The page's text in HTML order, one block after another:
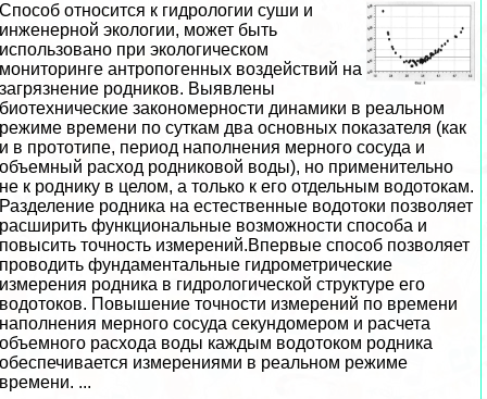
Способ относится к гидрологии суши и
инженерной экологии, может быть
использовано при экологическом
мониторинге антропогенных воздействий на
загрязнение родников. Выявлены
биотехнические закономерности динамики в реальном
режиме времени по суткам два основных показателя (как
и в прототипе, период наполнения мерного сосуда и
объемный расход родниковой воды), но применительно
не к роднику в целом, а только к его отдельным водотокам.
Разделение родника на естественные водотоки позволяет
расширить функциональные возможности способа и
повысить точность измерений.Впервые способ позволяет
проводить фундаментальные гидрометрические
измерения родника в гидрологической структуре его
водотоков. Повышение точности измерений по времени
наполнения мерного сосуда секундомером и расчета
объемного расхода воды каждым водотоком родника
обеспечивается измерениями в реальном режиме
времени. ...